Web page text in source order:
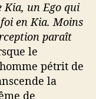
Kia, un Ego qui
en Kia. Moins
paraît
le
pétrit de
la
de